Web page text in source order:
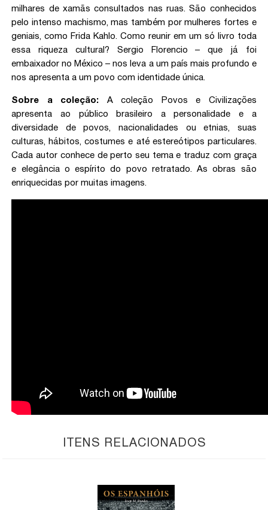
milhares de xamãs consultados nas ruas. São conhecidos
pelo intenso machismo, mas também por mulheres fortes e
geniais, como Frida Kahlo. Como reunir em um só livro toda
essa riqueza cultural? Sergio Florencio – que já foi
embaixador no México – nos leva a um país mais profundo e
nos apresenta a um povo com identidade única.
Sobre a coleção: A coleção Povos e Civilizações
apresenta ao público brasileiro a personalidade e a
diversidade de povos, nacionalidades ou etnias, suas
culturas, hábitos, costumes e até estereótipos particulares.
Cada autor conhece de perto seu tema e traduz com graça
e elegância o espírito do povo retratado. As obras são
enriquecidas por muitas imagens.
ITENS RELACIONADOS